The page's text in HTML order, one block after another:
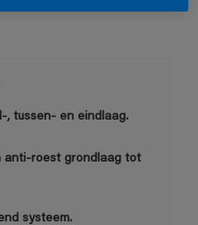
, tussen- en eindlaag.
anti-roest grondlaag tot
systeem.